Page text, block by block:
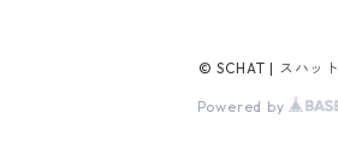
© SCHAT | スハット
Powered by